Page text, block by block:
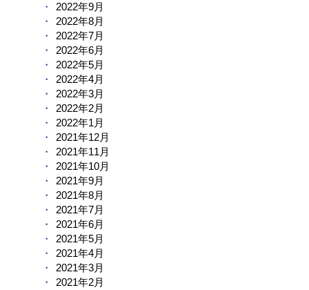
2022年9月
2022年8月
2022年7月
2022年6月
2022年5月
2022年4月
2022年3月
2022年2月
2022年1月
2021年12月
2021年11月
2021年10月
2021年9月
2021年8月
2021年7月
2021年6月
2021年5月
2021年4月
2021年3月
2021年2月